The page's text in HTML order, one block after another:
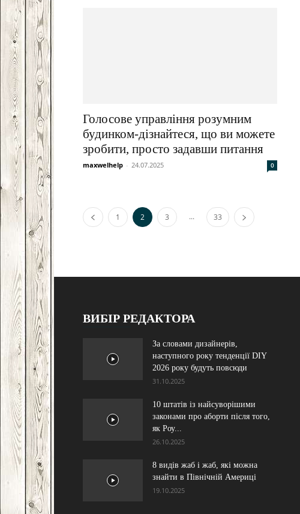
Голосове управління розумним
будинком-дізнайтеся, що ви можете
зробити, просто задавши питання
maxwelhelp - 24.07.2025 0
1 2 3 ... 33
ВИБІР РЕДАКТОРА
За словами дизайнерів,
наступного року тенденції DIY
2026 року будуть повсюди
31.10.2025
10 штатів із найсуворішими
законами про аборти після того,
як Роу...
26.10.2025
8 видів жаб і жаб, які можна
знайти в Північній Америці
19.10.2025